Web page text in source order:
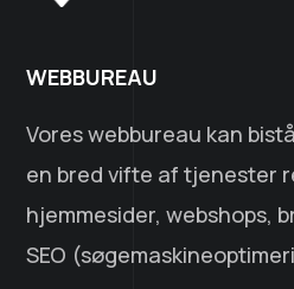
WEBBUREAU
Vores webbureau kan
en bred vifte af tjenester
hjemmesider, webshops,
SEO